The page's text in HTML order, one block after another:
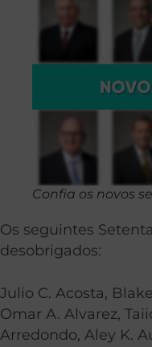
Confia os novos
Os seguintes
desobrigados:
Julio C. Acosta,
Omar A. Alvarez,
Arredondo, Aley K.